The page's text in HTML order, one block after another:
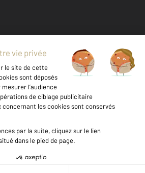
& CGU et Barèmes d'honoraires
personnelles
des cookies
autour de BESANCON (25000)